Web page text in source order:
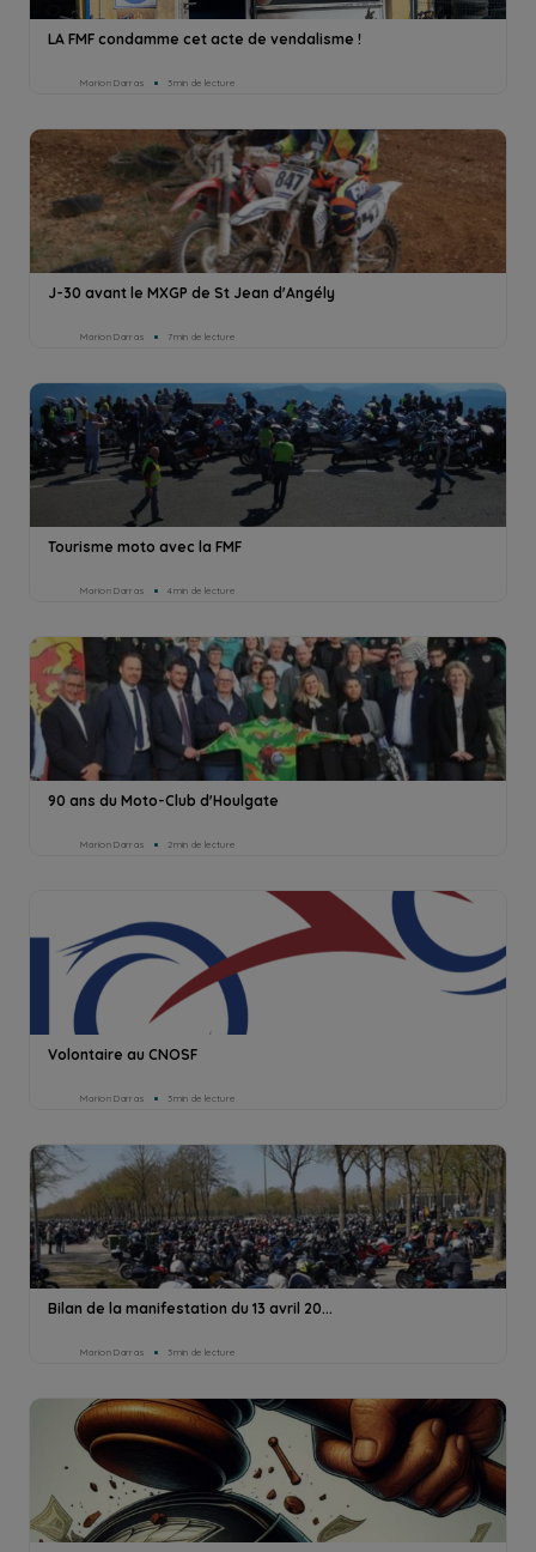
LA FMF condamme cet acte de vendalisme !
Marion Darras 3min de lecture
J-30 avant le MXGP de St Jean d'Angély
Marion Darras 7min de lecture
Tourisme moto avec la FMF
Marion Darras 4min de lecture
90 ans du Moto-Club d'Houlgate
Marion Darras 2min de lecture
Volontaire au CNOSF
Marion Darras 3min de lecture
Bilan de la manifestation du 13 avril 20...
Marion Darras 3min de lecture